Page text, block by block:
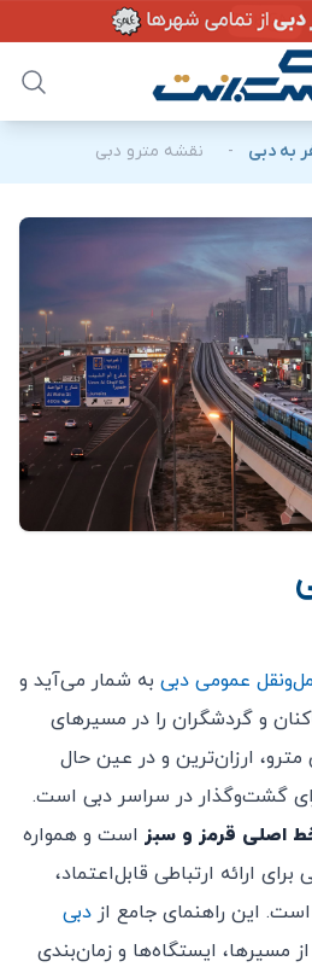
به دبی - نقشه مترو دبی
عمومی دبی به شمار می‌آید و
و گردشگران را در مسیرهای
ارزان‌ترین و در عین حال
گشت‌وگذار در سراسر دبی است.
اصلی قرمز و سبز است و همواره
ارائه ارتباطی قابل‌اعتماد،
این راهنمای جامع از دبی
مسیرها، ایستگاه‌ها و زمان‌بندی